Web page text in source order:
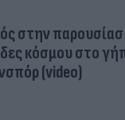
στην
κόσμου στο
(video)